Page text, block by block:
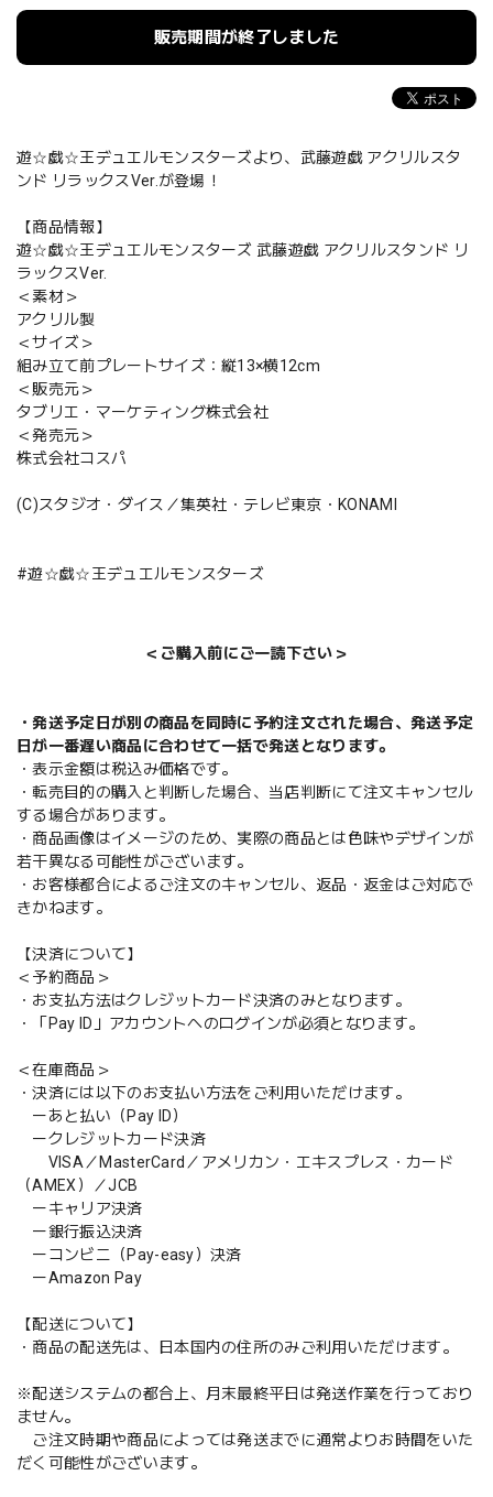
販売期間が終了しました
遊☆戯☆王デュエルモンスターズより、武藤遊戯 アクリルスタ
ンド リラックスVer.が登場！
【商品情報】
遊☆戯☆王デュエルモンスターズ 武藤遊戯 アクリルスタンド リ
ラックスVer.
＜素材＞
アクリル製
＜サイズ＞
組み立て前プレートサイズ：縦13×横12cm
＜販売元＞
タブリエ・マーケティング株式会社
＜発売元＞
株式会社コスパ
(C)スタジオ・ダイス／集英社・テレビ東京・KONAMI
#遊☆戯☆王デュエルモンスターズ
＜ご購入前にご一読下さい＞
・発送予定日が別の商品を同時に予約注文された場合、発送予定
日が一番遅い商品に合わせて一括で発送となります。
・表示金額は税込み価格です。
・転売目的の購入と判断した場合、当店判断にて注文キャンセル
する場合があります。
・商品画像はイメージのため、実際の商品とは色味やデザインが
若干異なる可能性がございます。
・お客様都合によるご注文のキャンセル、返品・返金はご対応で
きかねます。
【決済について】
＜予約商品＞
・お支払方法はクレジットカード決済のみとなります。
・「Pay ID」アカウントへのログインが必須となります。
＜在庫商品＞
・決済には以下のお支払い方法をご利用いただけます。
ーあと払い（Pay ID）
ークレジットカード決済
VISA／MasterCard／アメリカン・エキスプレス・カード
（AMEX）／JCB
ーキャリア決済
ー銀行振込決済
ーコンビニ（Pay-easy）決済
ーAmazon Pay
【配送について】
・商品の配送先は、日本国内の住所のみご利用いただけます。
※配送システムの都合上、月末最終平日は発送作業を行っており
ません。
ご注文時期や商品によっては発送までに通常よりお時間をいた
だく可能性がございます。